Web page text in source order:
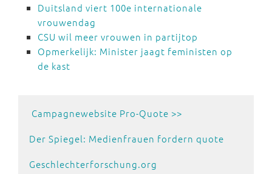
Duitsland viert 100e internationale
vrouwendag
CSU wil meer vrouwen in partijtop
Opmerkelijk: Minister jaagt feministen op
de kast
Campagnewebsite Pro-Quote >>
Der Spiegel: Medienfrauen fordern quote
Geschlechterforschung.org